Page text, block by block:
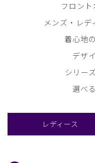
フロン
メンズ・レデ
着心地
デザ
シリー
選べ
レディース